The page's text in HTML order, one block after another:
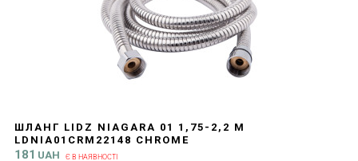
ШЛАНГ LIDZ NIAGARA 01 1,75-2,2 М
LDNIA01CRM22148 CHROME
181 UAH Є В НАЯВНОСТІ